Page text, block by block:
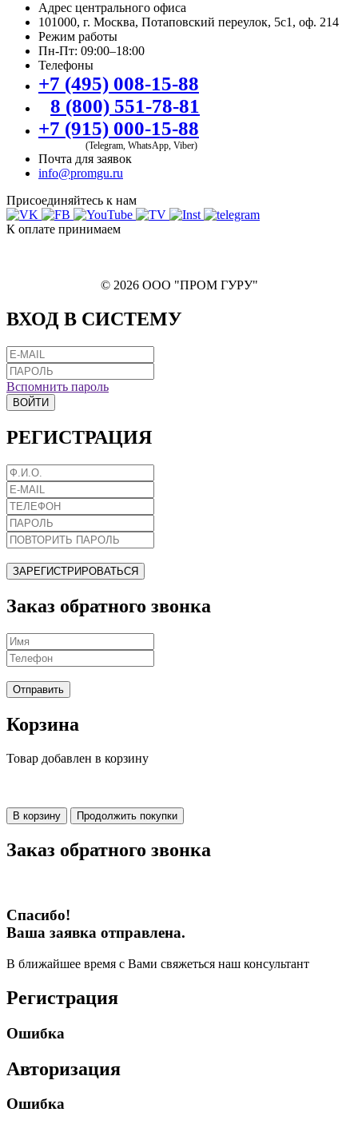
Адрес центрального офиса
101000, г. Москва, Потаповский переулок, 5с1, оф. 214
Режим работы
Пн-Пт: 09:00–18:00
Телефоны
+7 (495) 008-15-88
8 (800) 551-78-81
+7 (915) 000-15-88
(Telegram, WhatsApp, Viber)
Почта для заявок
info@promgu.ru
Присоединяйтесь к нам
К оплате принимаем
© 2026 ООО "ПРОМ ГУРУ"
ВХОД В СИСТЕМУ
Вспомнить пароль
ВОЙТИ
РЕГИСТРАЦИЯ
ЗАРЕГИСТРИРОВАТЬСЯ
Заказ обратного звонка
Отправить
Корзина
Товар добавлен в корзину
В корзину Продолжить покупки
Заказ обратного звонка
Спасибо!
Ваша заявка отправлена.
В ближайшее время с Вами свяжеться наш консультант
Регистрация
Ошибка
Авторизация
Ошибка